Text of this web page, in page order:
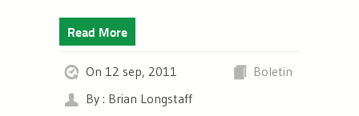
Read More
On 12 sep, 2011
Boletin
By : Brian Longstaff